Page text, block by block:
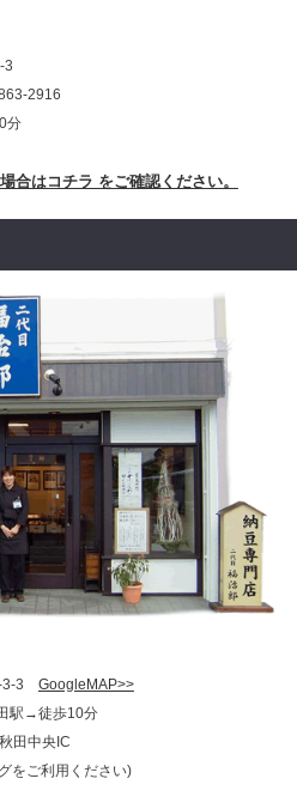
3
2916
分
合はコチラ をご確認ください。
3-3 GoogleMAP>>
駅→徒歩10分
田中央IC
をご利用ください)